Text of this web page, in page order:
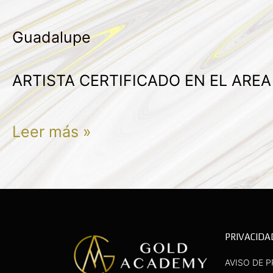
Guadalupe
ARTISTA CERTIFICADO EN EL
SARAHI
SILVA
SANTIAGO
Leer más »
AVISO DE